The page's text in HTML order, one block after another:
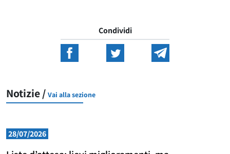
Condividi
Notizie / Vai alla sezione
28/07/2026